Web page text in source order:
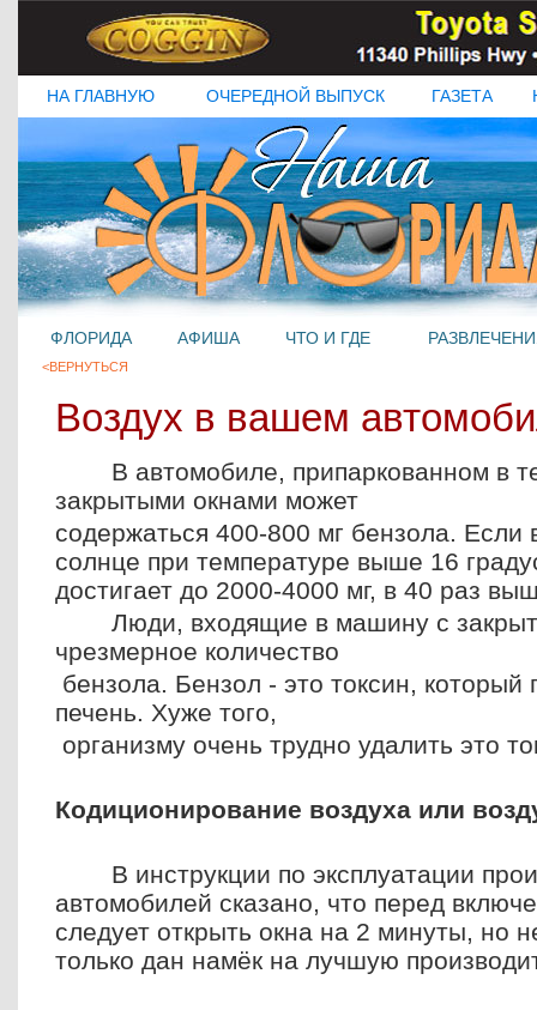
НА ГЛАВНУЮ ОЧЕРЕДНОЙ ВЫПУСК ГАЗЕТА
ФЛОРИДА АФИША ЧТО И ГДЕ
<ВЕРНУТЬСЯ
Воздух в вашем
В автомобиле, припаркованном в
закрытыми окнами может
содержаться 400-800 мг бензола. Если
солнце при температуре выше 16
достигает до 2000-4000 мг, в 40 раз
Люди, входящие в машину с
чрезмерное количество
бензола. Бензол - это токсин, который
печень. Хуже того,
организму очень трудно удалить это
Кодиционирование воздуха или
В инструкции по эксплуатации
автомобилей сказано, что перед
следует открыть окна на 2 минуты, но
только дан намёк на лучшую